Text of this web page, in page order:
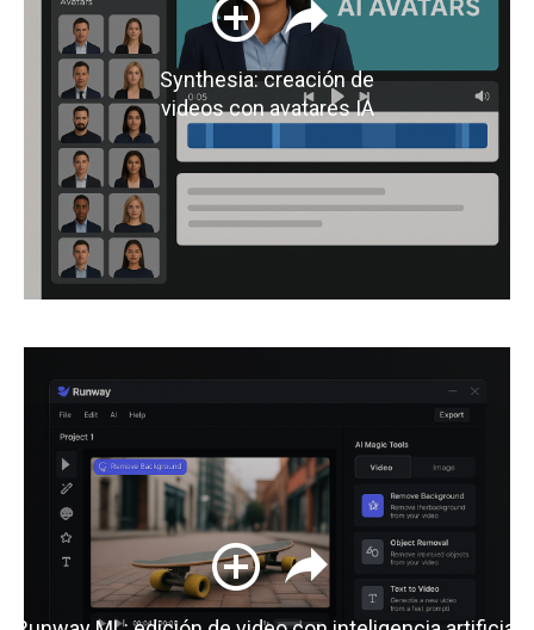
Synthesia: creación de
videos con avatares IA